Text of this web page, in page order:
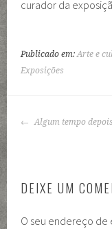
curador da
Publicado em:Arte e
Exposições
NAVEGAÇÃO
Algum tempo depois
DEIXE UM
O seu endereço de